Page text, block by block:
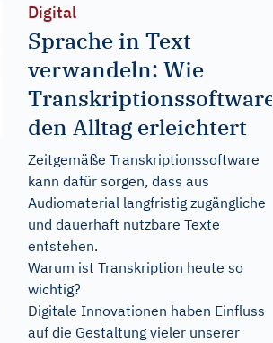
Digital
Sprache in Text
verwandeln: Wie
Transkriptionssoftware
den Alltag erleichtert
Zeitgemäße Transkriptionssoftware
kann dafür sorgen, dass aus
Audiomaterial langfristig zugängliche
und dauerhaft nutzbare Texte
entstehen.
Warum ist Transkription heute so
wichtig?
Digitale Innovationen haben Einfluss
auf die Gestaltung vieler unserer